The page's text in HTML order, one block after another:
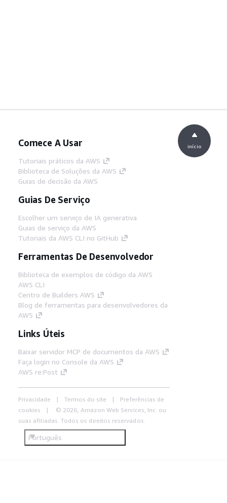
Comece A Usar
Tutoriais práticos da AWS
Biblioteca de Soluções da AWS
Guias de decisão da AWS
Guias De Serviço
Escolher um serviço de IA generativa
Guias de serviço da AWS
Tutoriais da AWS CLI no GitHub
Ferramentas De Desenvolvedor
Biblioteca de exemplos de código da AWS
AWS CLI
Centro de Builders AWS
Blog de ferramentas para desenvolvedores da
AWS
Links Úteis
Baixar servidor MCP de documentos da AWS
Faça login no Console da AWS
AWS re:Post
Privacidade Termos do site
Preferências de
cookies
© 2026, Amazon Web Services, Inc. ou
suas afiliadas. Todos os direitos reservados.
Português
início